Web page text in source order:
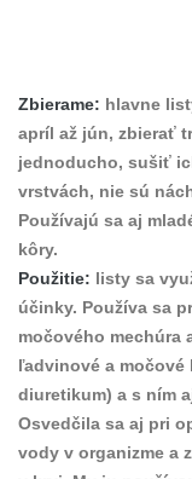
Zbierame: hlavne
apríl až jún, zbierať
jednoducho, sušiť
vrstvách, nie sú
Používajú sa aj
kôry.
Použitie: listy sa
účinky. Používa sa
močového mechúra
ľadvinové a močové
diuretikum) a s ním
Osvedčila sa aj pri
vody v organizme a